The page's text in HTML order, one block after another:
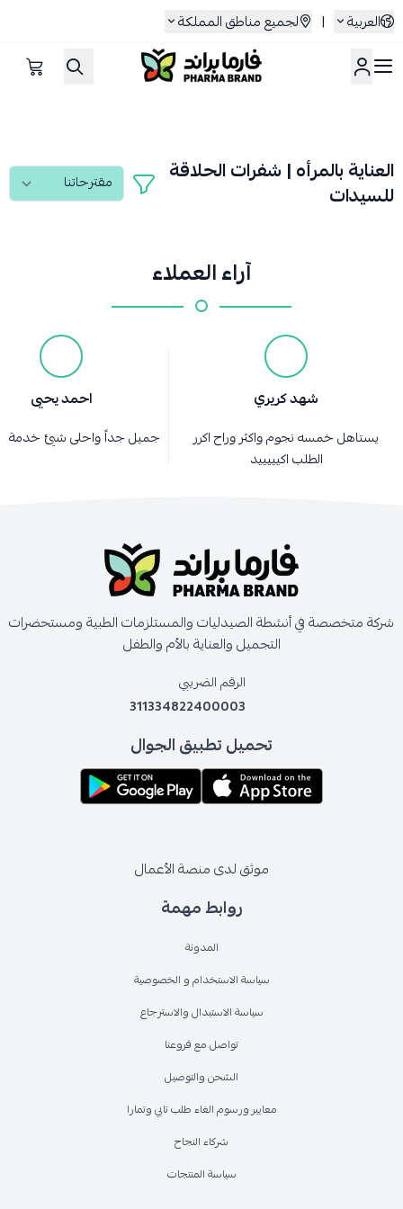
العربية | لجميع مناطق المملكة
صيدلية فارما براند
العناية بالمرأه | شفرات الحلاقة
للسيدات
آراء العملاء
شهد كريري
يستاهل خمسه نجوم واكثر وراح اكرر
الطلب اكيييييد
احمد يحيى
جميل جداً واحلى شيئ خدمة
روابط مهمة
المدونة
سياسة الاستخدام و الخصوصية
سياسة الاستبدال والاسترجاع
تواصل مع فروعنا
الشحن والتوصيل
معايير ورسوم الغاء طلب تابي وتمارا
شركاء النجاح
سياسة المنتجات
شركة متخصصة في أنشطة الصيدليات والمستلزمات الطبية ومستحضرات
التجميل والعناية بالأم والطفل
الرقم الضريبي
311334822400003
تحميل تطبيق الجوال
موثق لدى منصة الأعمال